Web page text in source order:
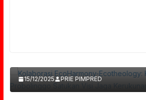
Kolaborasi EcoHarmony-
Kemenag Dan FKUB
15/12/2025 PRIE PIMPRED
PERPANJANG Kerja Sama
MEDIASI Non-HAKIM Sebagai